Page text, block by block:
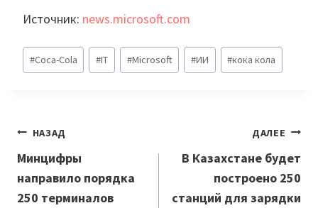
Источник: news.microsoft.com
Метки
записи:
#Coca-Cola #IT #Microsoft #ИИ #кока кола
Навигация
по
записям
НАЗАД
Минцифры
направило порядка
250 терминалов
ДАЛЕЕ
В Казахстане будет
построено 250
станций для зарядки